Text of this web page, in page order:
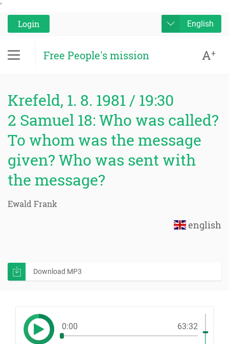
'
Login
English
Free People's mission A+
Krefeld, 1. 8. 1981 / 19:30
2 Samuel 18: Who was called?
To whom was the message
given? Who was sent with
the message?
Ewald Frank
english
Download MP3
0:00 63:32